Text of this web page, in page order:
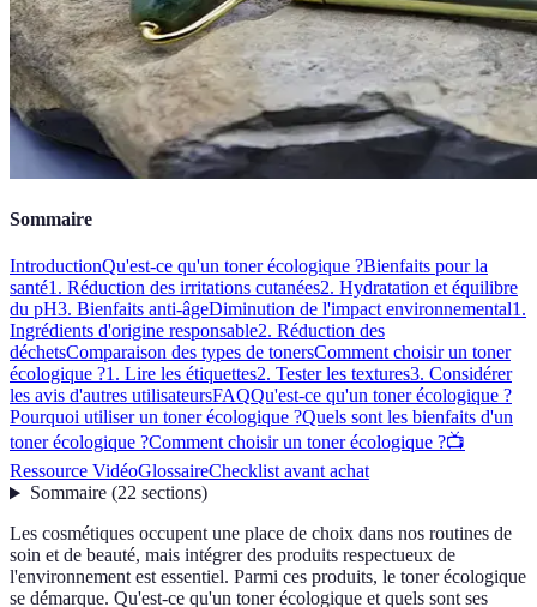
Sommaire
IntroductionQu'est-ce qu'un toner écologique ?Bienfaits pour la
santé1. Réduction des irritations cutanées2. Hydratation et équilibre
du pH3. Bienfaits anti-âgeDiminution de l'impact environnemental1.
Ingrédients d'origine responsable2. Réduction des
déchetsComparaison des types de tonersComment choisir un toner
écologique ?1. Lire les étiquettes2. Tester les textures3. Considérer
les avis d'autres utilisateursFAQQu'est-ce qu'un toner écologique ?
Pourquoi utiliser un toner écologique ?Quels sont les bienfaits d'un
toner écologique ?Comment choisir un toner écologique ?📺
Ressource VidéoGlossaireChecklist avant achat
Sommaire(22 sections)
Les cosmétiques occupent une place de choix dans nos routines de
soin et de beauté, mais intégrer des produits respectueux de
l'environnement est essentiel. Parmi ces produits, le toner écologique
se démarque. Qu'est-ce qu'un toner écologique et quels sont ses